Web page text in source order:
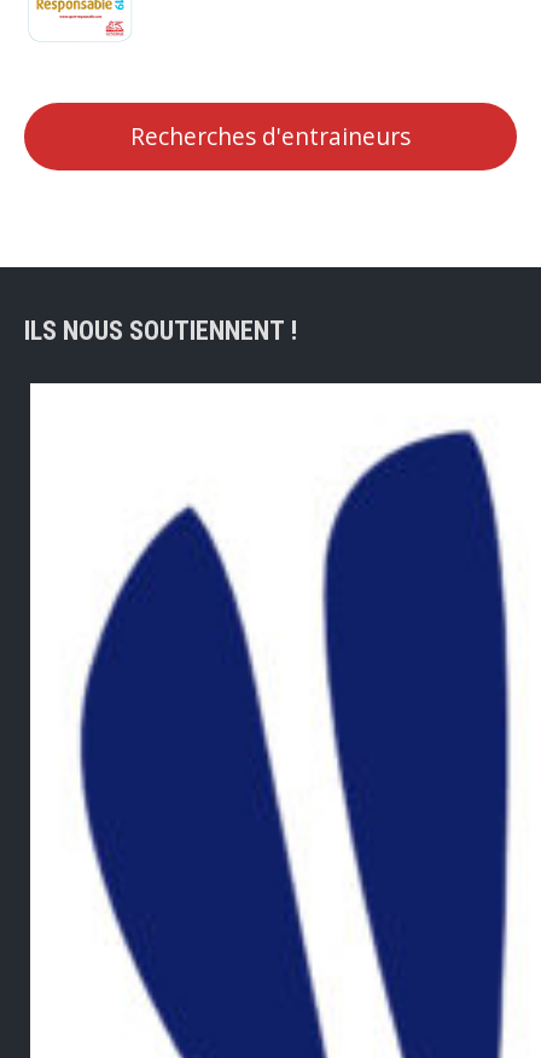
Recherches d'entraineurs
ILS NOUS SOUTIENNENT !